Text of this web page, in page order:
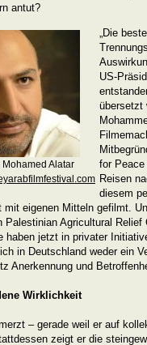
antut?
Alatar
„Die
US-
übersetzt
for
Reisen
diesem
mit eigenen Mitteln gefilmt.
Palestinian Agricultural
haben jetzt in privater
in Deutschland weder ein
Anerkennung und
Wirklichkeit
– gerade weil er auf
zeigt er die